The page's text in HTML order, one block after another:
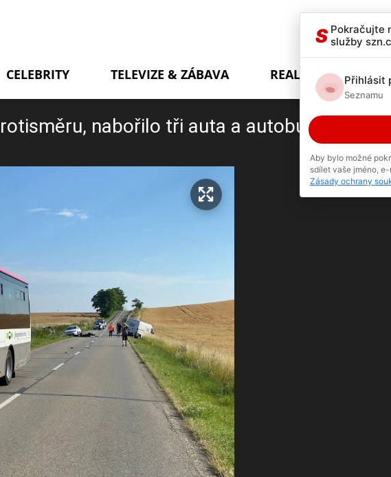
CELEBRITY TELEVIZE & ZÁBAVA REALITY SHOW
nabořilo tři auta a autobus
S Pokračujte
služby
Přihlásit
Seznamu
Aby bylo možné
sdílet vaše jméno,
Zásady ochrany